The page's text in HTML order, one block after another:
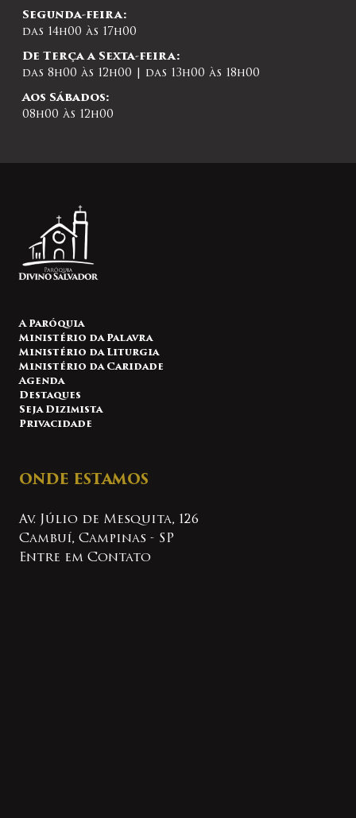
Segunda-feira:
das 14h00 às 17h00
De Terça a Sexta-feira:
das 8h00 às 12h00 | das 13h00 às 18h00
Aos Sábados:
08h00 às 12h00
A Paróquia
Ministério da Palavra
Ministério da Liturgia
Ministério da Caridade
Agenda
Destaques
Seja Dizimista
Privacidade
ONDE ESTAMOS
Av. Júlio de Mesquita, 126
Cambuí, Campinas - SP
Entre em Contato